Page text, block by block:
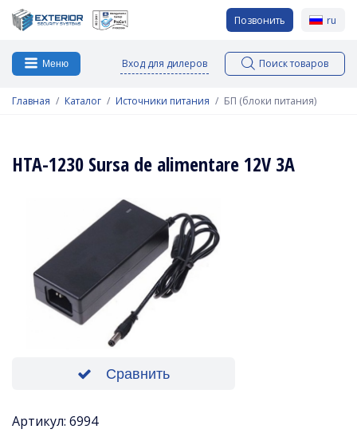
Позвонить ru
Меню Вход для дилеров Поиск товаров
Главная Каталог Источники питания БП (блоки питания)
HTA-1230 Sursa de alimentare 12V 3A
Сравнить
Артикул: 6994